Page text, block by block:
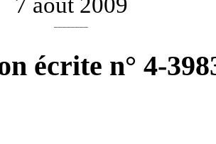
écrite n° 4-